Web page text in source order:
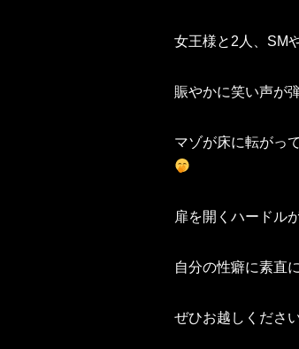
女王様と2人、SM
賑やかに笑い声が
マゾが床に転がっ
扉を開くハードル
自分の性癖に素直
ぜひお越しくださ